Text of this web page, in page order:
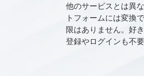
他のサービスとは異
トフォームには変換
限はありません。好
登録やログインも不要